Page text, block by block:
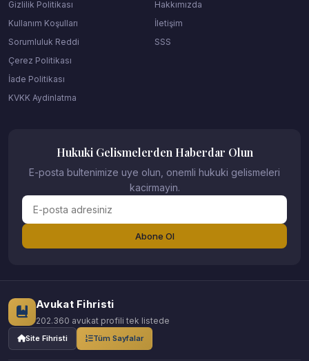
Gizlilik Politikası
Kullanım Koşulları
Sorumluluk Reddi
Çerez Politikası
İade Politikası
KVKK Aydinlatma
Hakkımızda
İletişim
SSS
Hukuki Gelismelerden Haberdar Olun
E-posta bultenimize uye olun, onemli hukuki gelismeleri
kacirmayin.
Abone Ol
Avukat Fihristi
202.360 avukat profili tek listede
Site Fihristi Tüm Sayfalar